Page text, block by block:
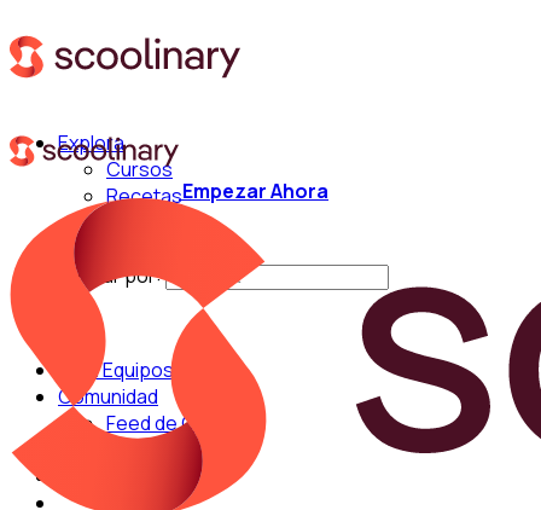
Explora
Cursos
Recetas
Buscar por:
Para Equipos
Comunidad
Feed de Cocina
Empezar Ahora